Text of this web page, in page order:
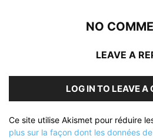
NO
LEAVE A
LOG IN TO LEAVE A
Ce site utilise Akismet pour réduire
plus sur la façon dont les données